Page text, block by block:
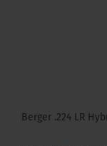
Berger .224 LR